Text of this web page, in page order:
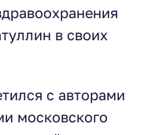
в своих
с авторами
московского